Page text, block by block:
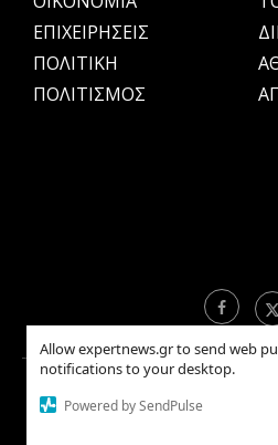
Allow expertnews.gr to send web
notifications to your desktop.
Powered by SendPulse
ΕΠΙΧΕΙΡΗΣΕΙΣ
ΠΟΛΙΤΙΚΗ
ΠΟΛΙΤΙΣΜΟΣ